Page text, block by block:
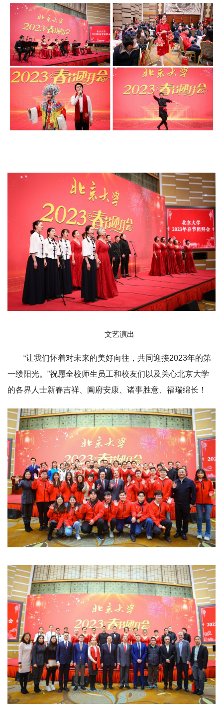
文艺演出
“让我们怀着对未来的美好向往，共同迎接2023年的第
一缕阳光。”祝愿全校师生员工和校友们以及关心北京大学
的各界人士新春吉祥、阖府安康、诸事胜意、福瑞绵长！